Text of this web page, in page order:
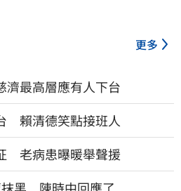
更多
濟最高層應有人下台
賴清德笑點接班人
老病患曝暖舉聲援